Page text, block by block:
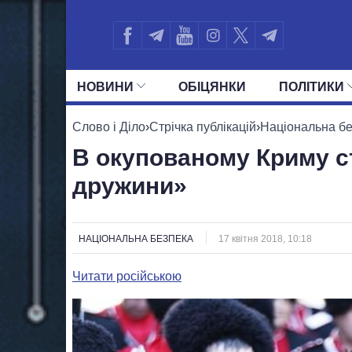
НОВИНИ ОБIЦЯНКИ ПОЛIТИКИ
УСІ ПОЛІТИКИ ПРЕЗИДЕНТ І
Слово і Діло›Стрічка публікацій›Національна
В окупованому Криму
дружини»
НАЦІОНАЛЬНА БЕЗПЕКА 17 квітня 2018, 10:18
Читати російською